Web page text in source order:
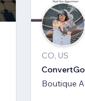
CO, US
Boutique